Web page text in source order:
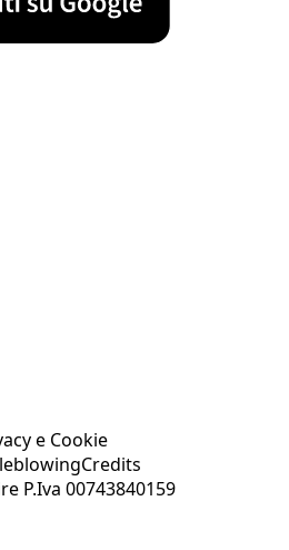
e Cookie
Credits
P.Iva 00743840159